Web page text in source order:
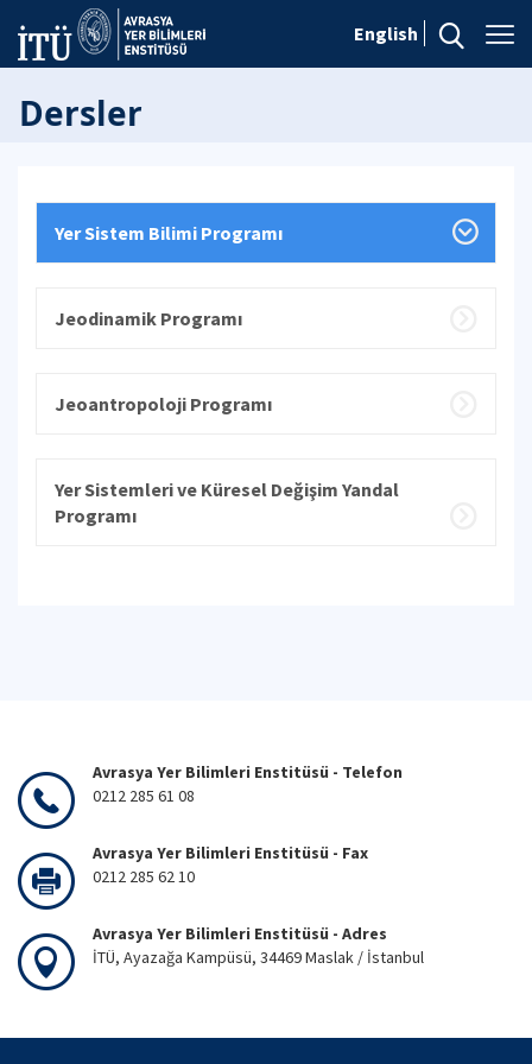
English
Dersler
Yer Sistem Bilimi Programı
Jeodinamik Programı
Jeoantropoloji Programı
Yer Sistemleri ve Küresel Değişim Yandal
Programı
Avrasya Yer Bilimleri Enstitüsü - Telefon
0212 285 61 08
Avrasya Yer Bilimleri Enstitüsü - Fax
0212 285 62 10
Avrasya Yer Bilimleri Enstitüsü - Adres
İTÜ, Ayazağa Kampüsü, 34469 Maslak / İstanbul